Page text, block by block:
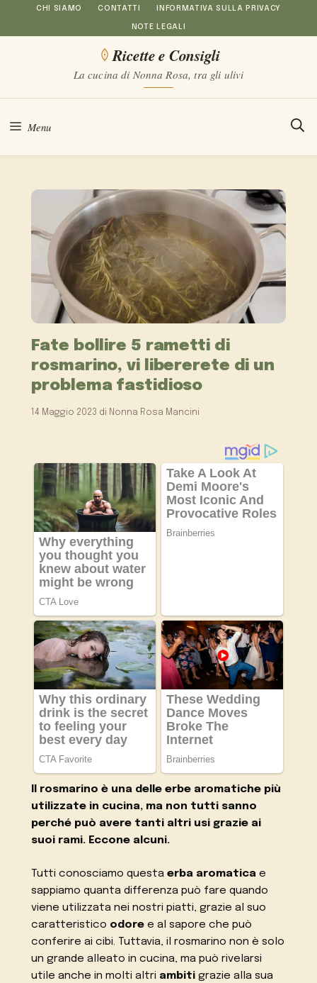
al
CHI SIAMO CONTATTI INFORMATIVA SULLA PRIVACY
NOTE LEGALI
Ricette e Consigli
La cucina di Nonna Rosa, tra gli ulivi
Menu
Fate bollire 5 rametti di
rosmarino, vi libererete di un
problema fastidioso
14 Maggio 2023 di Nonna Rosa Mancini
Il rosmarino è una delle erbe aromatiche più
utilizzate in cucina, ma non tutti sanno
perché può avere tanti altri usi grazie ai
suoi rami. Eccone alcuni.
Tutti conosciamo questaerba aromatica e
sappiamo quanta differenza può fare quando
viene utilizzata nei nostri piatti, grazie al suo
caratteristico odore e al sapore che può
conferire ai cibi. Tuttavia, il rosmarino non è solo
un grande alleato in cucina, ma può rivelarsi
utile anche in molti altri ambiti grazie alla sua